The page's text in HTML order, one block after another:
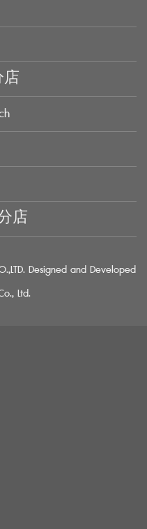
店
分店
Designed and Developed
Ltd.